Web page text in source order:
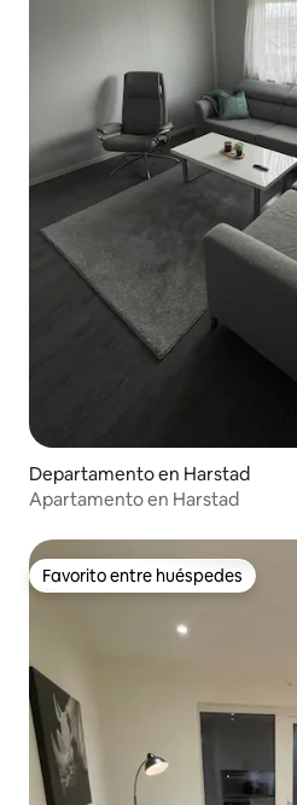
Departamento en Harstad
Apartamento en Harstad
Favorito entre huéspedes
Favorito entre huéspedes